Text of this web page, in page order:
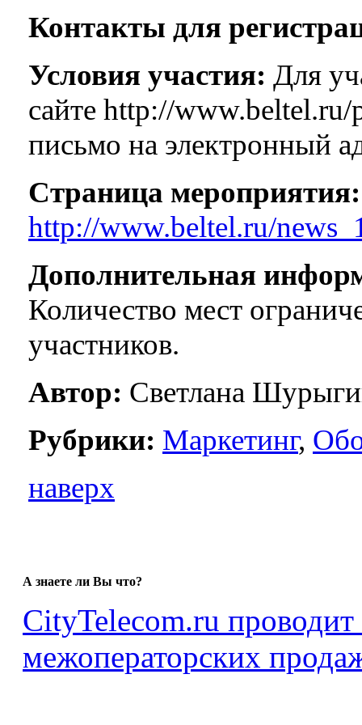
Контакты для
Условия участия: Для
сайте http://www.beltel.ru/
письмо на электронный
Страница мероприятия:
http://www.beltel.ru/
Дополнительная
Количество мест
участников.
Автор: Светлана
Рубрики: Маркетинг,
наверх
А знаете ли Вы что?
CityTelecom.ru
межоператорских